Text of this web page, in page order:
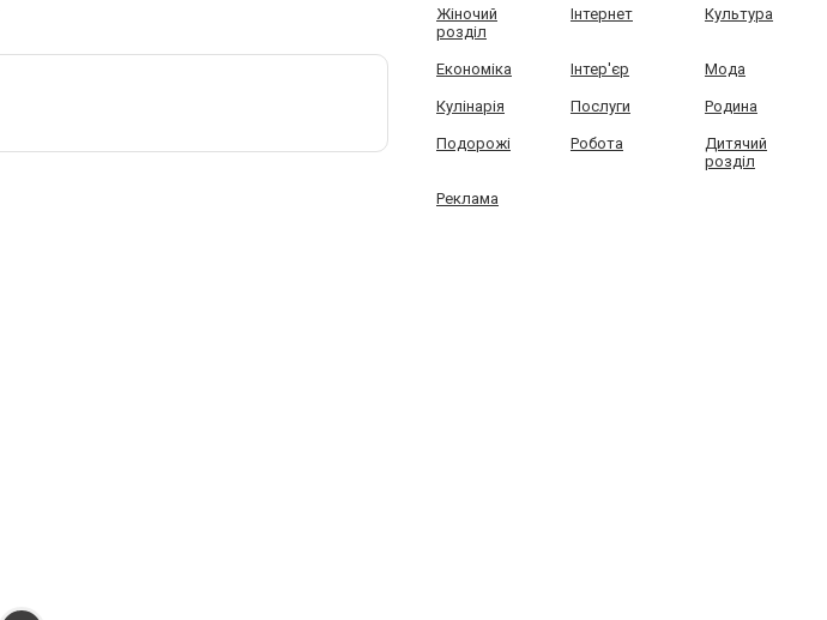
Жіночий
розділ
Інтернет Культура
Економіка Інтер'єр Мода
Кулінарія Послуги Родина
Подорожі Робота
Дитячий
розділ
Реклама